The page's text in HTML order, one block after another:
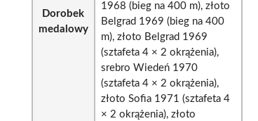
Dorobek
medalowy
1968 (bieg na 400 m), złoto
Belgrad 1969 (bieg na 400
m), złoto Belgrad 1969
(sztafeta 4 × 2 okrążenia),
srebro Wiedeń 1970
(sztafeta 4 × 2 okrążenia),
złoto Sofia 1971 (sztafeta 4
× 2 okrążenia), złoto